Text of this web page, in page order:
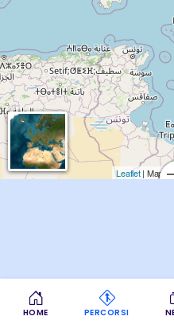
Leaflet| Map
HOME PERCORSI